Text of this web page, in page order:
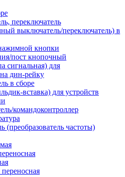
переключатель
выключатель/переключатель) в
кнопки
пост кнопочный
сигнальная) для
дин-рейку
в сборе
вставка) для устройств
командоконтроллер
(преобразователь частоты)
переносная